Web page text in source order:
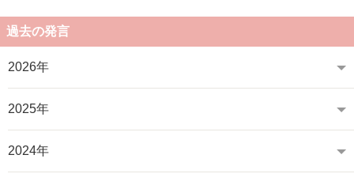
過去の発言
2026年
2025年
2024年